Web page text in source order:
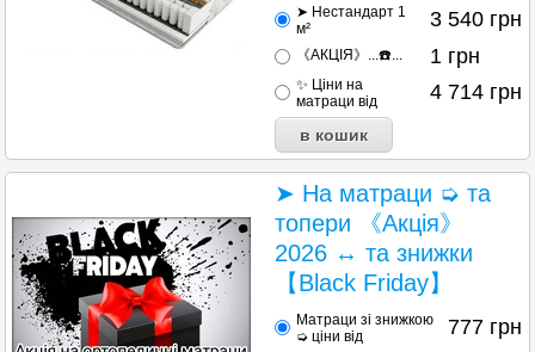
➤ Нестандарт 1
м²
3 540 грн
《АКЦІЯ》...☎️... 1 грн
✨ Ціни на
матраци від
4 714 грн
➤ На матраци ➭ та
топери 《Акція》
2026 ↔ та знижки
【Black Friday】
Матраци зі знижкою
➭ ціни від
777 грн